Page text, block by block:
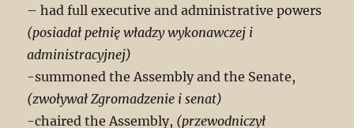
– had full executive and administrative powers
(posiadał pełnię władzy wykonawczej i
administracyjnej)
-summoned the Assembly and the Senate,
(zwoływał Zgromadzenie i senat)
-chaired the Assembly, (przewodniczył